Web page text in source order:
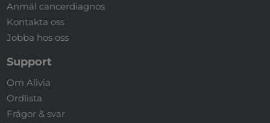
Anmäl cancerdiagnos
Kontakta oss
Jobba hos oss
Support
Om Alivia
Ordlista
Frågor & svar